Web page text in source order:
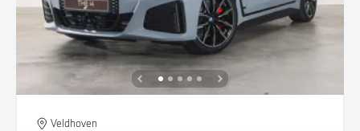
Veldhoven